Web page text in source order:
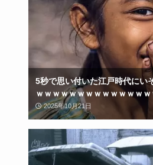
5秒で思い付いた江戸時代にい
ｗｗｗｗｗｗｗｗｗｗｗｗｗ
2025年10月21日